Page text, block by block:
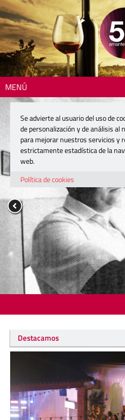
MENÚ
Destacamos
Se advierte al usuario del uso de
de personalización y de análisis al
para mejorar nuestros servicios y
estrictamente estadística de la
web.
Política de cookies